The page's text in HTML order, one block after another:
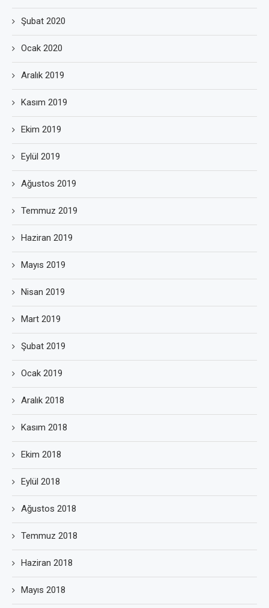
Şubat 2020
Ocak 2020
Aralık 2019
Kasım 2019
Ekim 2019
Eylül 2019
Ağustos 2019
Temmuz 2019
Haziran 2019
Mayıs 2019
Nisan 2019
Mart 2019
Şubat 2019
Ocak 2019
Aralık 2018
Kasım 2018
Ekim 2018
Eylül 2018
Ağustos 2018
Temmuz 2018
Haziran 2018
Mayıs 2018